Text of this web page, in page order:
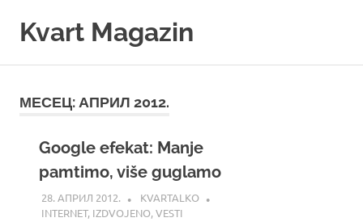
Kvart Magazin
vas!
МЕСЕЦ: АПРИЛ 2012.
Google efekat: Manje
pamtimo, više guglamo
28. АПРИЛ 2012.
KVARTALKO
INTERNET, IZDVOJENO,VESTI